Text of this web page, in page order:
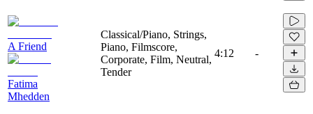
A Friend
Fatima
Mhedden
Classical/Piano, Strings,
Piano, Filmscore,
Corporate, Film, Neutral,
Tender
4:12 -